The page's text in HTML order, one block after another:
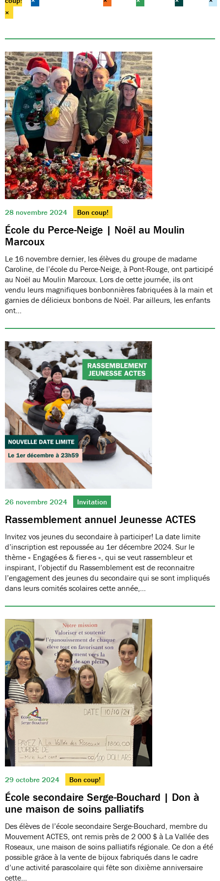
28 novembre 2024 Bon coup!
École du Perce-Neige | Noël au Moulin
Marcoux
Le 16 novembre dernier, les élèves du groupe de madame
Caroline, de l’école du Perce-Neige, à Pont-Rouge, ont participé
au Noël au Moulin Marcoux. Lors de cette journée, ils ont
vendu leurs magnifiques bonbonnières fabriquées à la main et
garnies de délicieux bonbons de Noël. Par ailleurs, les enfants
ont…
26 novembre 2024 Invitation
Rassemblement annuel Jeunesse ACTES
Invitez vos jeunes du secondaire à participer! La date limite
d’inscription est repoussée au 1er décembre 2024. Sur le
thème « Engagé·e·s & fier·e·s », qui se veut rassembleur et
inspirant, l’objectif du Rassemblement est de reconnaitre
l’engagement des jeunes du secondaire qui se sont impliqués
dans leurs comités scolaires cette année,…
29 octobre 2024 Bon coup!
École secondaire Serge-Bouchard | Don à
une maison de soins palliatifs
Des élèves de l’école secondaire Serge-Bouchard, membre du
Mouvement ACTES, ont remis près de 2 000 $ à La Vallée des
Roseaux, une maison de soins palliatifs régionale. Ce don a été
possible grâce à la vente de bijoux fabriqués dans le cadre
d’une activité parascolaire qui fête son dixième anniversaire
cette…
×